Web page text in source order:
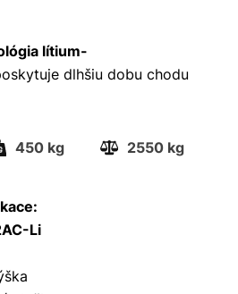
lítium-
dlhšiu dobu chodu
450 kg 2550 kg
Li